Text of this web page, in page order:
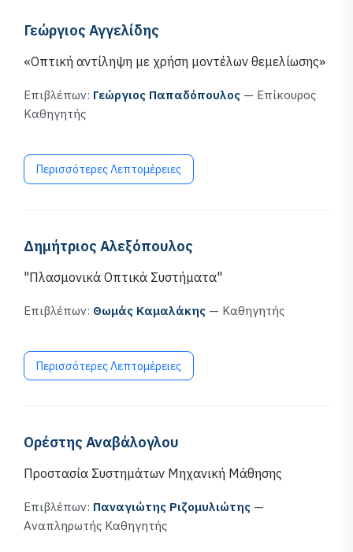
Γεώργιος Αγγελίδης
«Οπτική αντίληψη με χρήση μοντέλων θεμελίωσης»
Επιβλέπων: Γεώργιος Παπαδόπουλος — Επίκουρος
Καθηγητής
Περισσότερες Λεπτομέρειες
Δημήτριος Αλεξόπουλος
"Πλασμονικά Οπτικά Συστήματα"
Επιβλέπων: Θωμάς Καμαλάκης — Καθηγητής
Περισσότερες Λεπτομέρειες
Ορέστης Αναβάλογλου
Προστασία Συστημάτων Μηχανική Μάθησης
Επιβλέπων: Παναγιώτης Ριζομυλιώτης —
Αναπληρωτής Καθηγητής